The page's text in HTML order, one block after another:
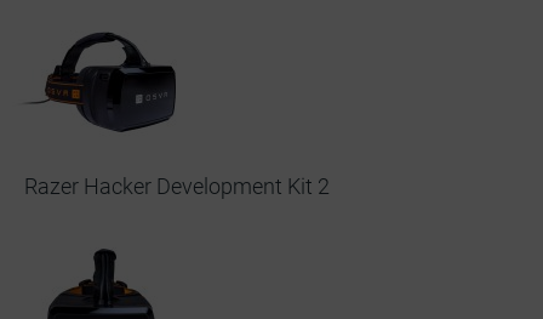
Razer Hacker Development Kit 2